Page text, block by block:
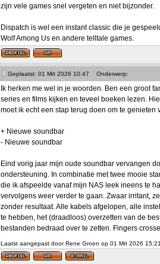
zijn vele games snel vergeten en niet bijzonder.
Dispatch is wel een instant classic die je
Wolf Among Us en andere telltale games.
Geplaatst: 01 Mrt 2026 10:47
Onderwerp:
Ik herken me wel in je woorden. Ben een groot
series en films kijken en teveel boeken lezen.
moet ik echt een stap terug doen om te
+ Nieuwe soundbar
- Nieuwe soundbar
Eind vorig jaar mijn oude soundbar vervangen
ondersteuning. In combinatie met twee mooie
die ik afspeelde vanaf mijn NAS leek ineens te
vervolgens weer verder te gaan. Zwaar irritant,
zonder resultaat. Alle kabels afgelopen, alle
te hebben, het (draadloos) overzetten van de
bestanden bedraad over te zetten. Fingers
Laatst aangepast door Rene Groen op 01 Mrt 2026